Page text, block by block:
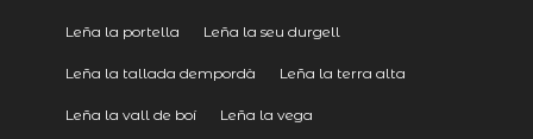
Leña la portella Leña la seu durgell
Leña la tallada dempordà Leña la terra alta
Leña la vall de boí Leña la vega